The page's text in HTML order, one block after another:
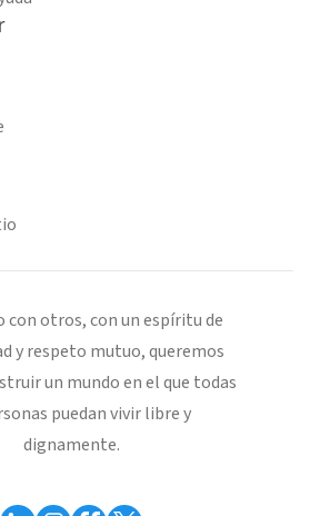
con otros, con un espíritu de
y respeto mutuo, queremos
un mundo en el que todas
puedan vivir libre y
dignamente.